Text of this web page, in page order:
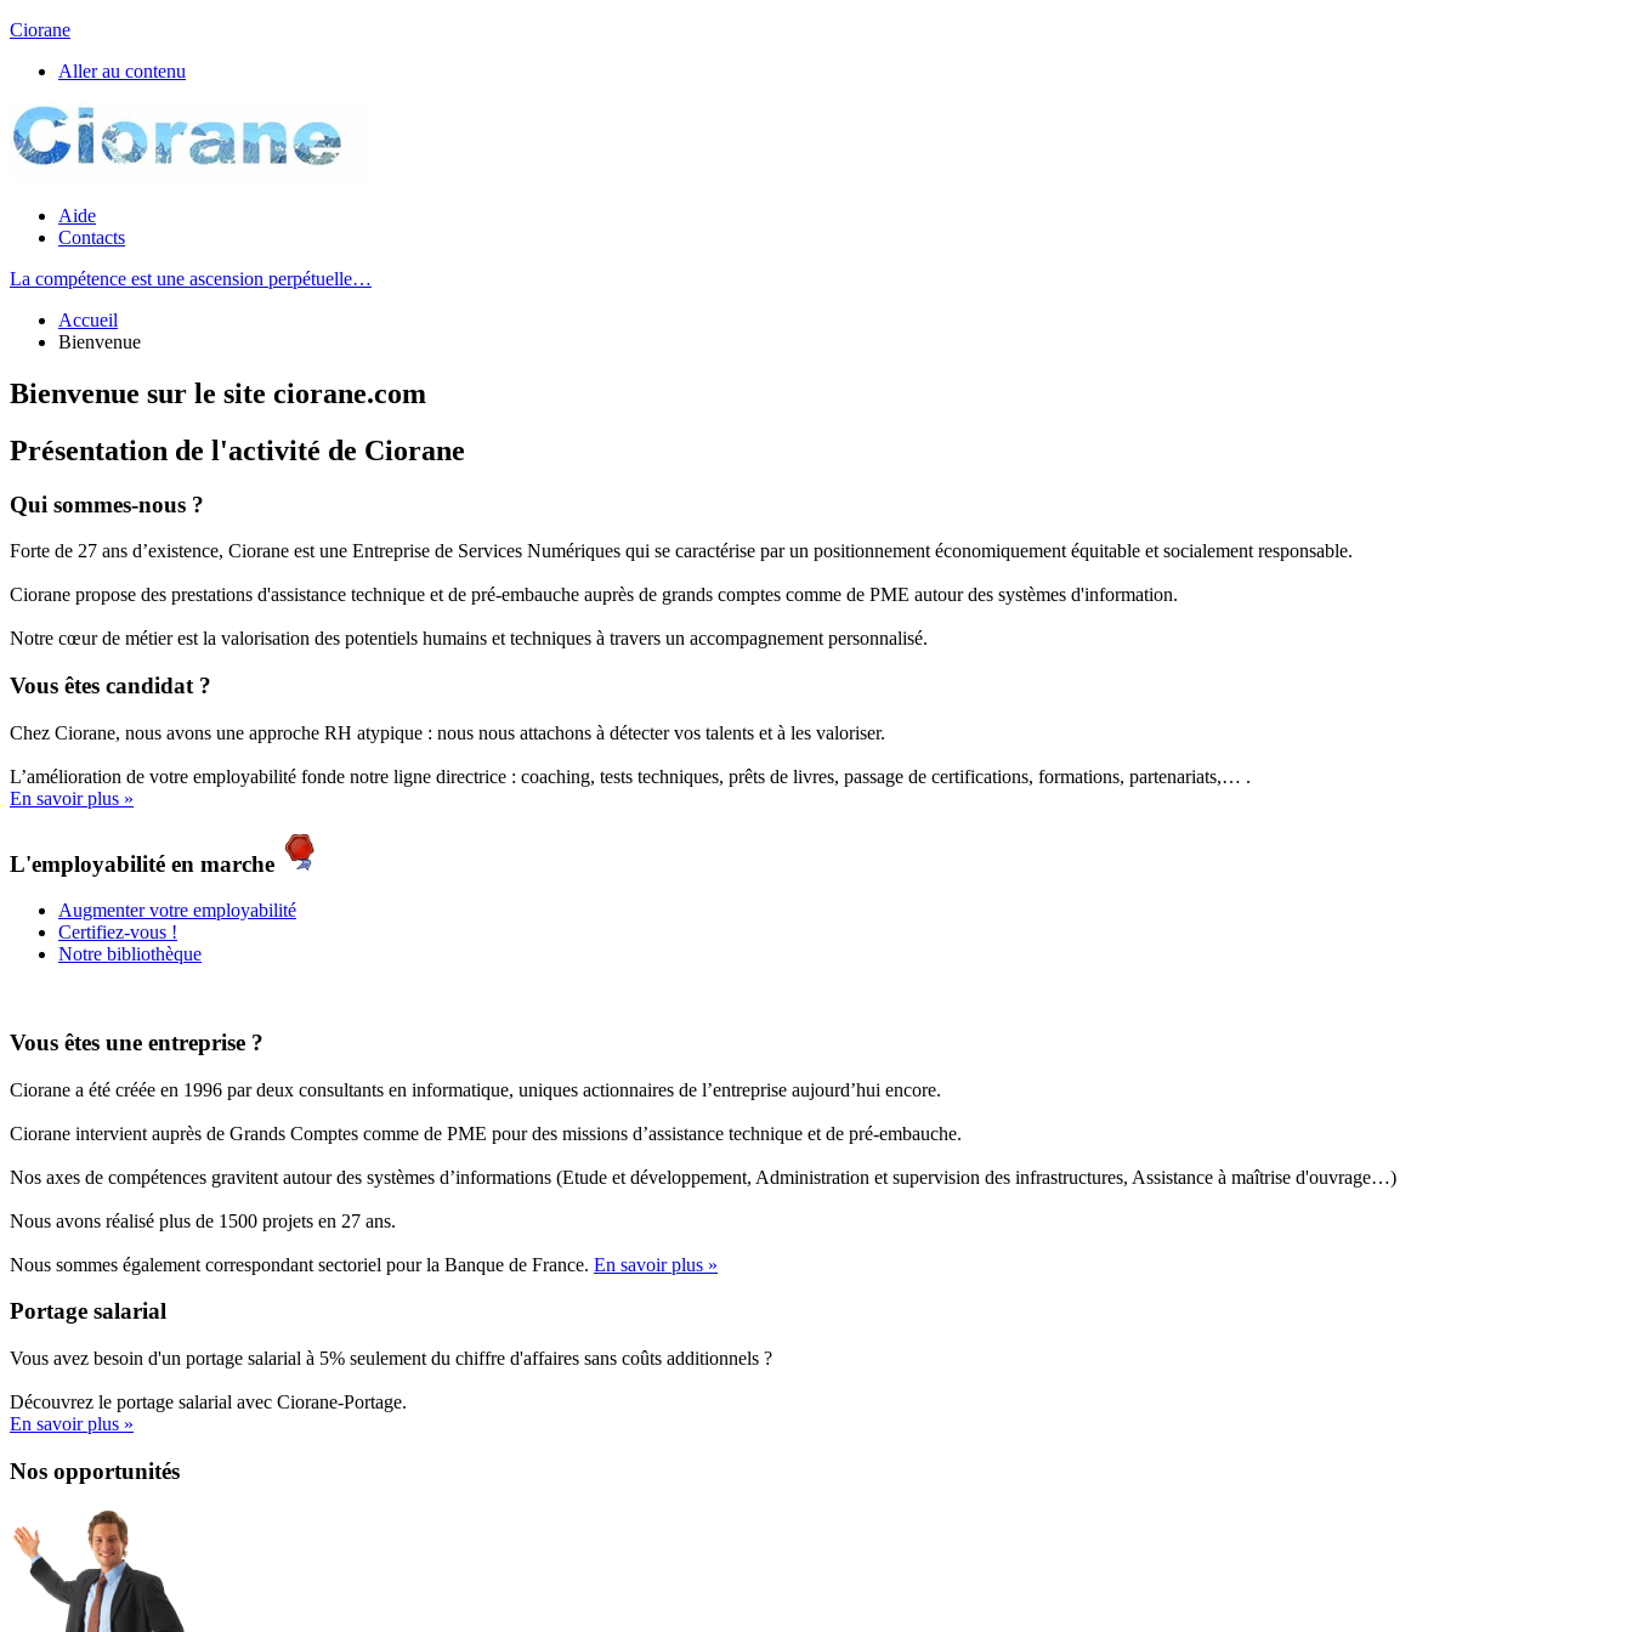
Ciorane
Aller au contenu
Aide
Contacts
La compétence est une ascension perpétuelle…
Accueil
Bienvenue
Bienvenue sur le site ciorane.com
Présentation de l'activité de Ciorane
Qui sommes-nous ?
Forte de 27 ans d’existence, Ciorane est une Entreprise de Services Numériques qui se caractérise par un positionnement économiquement équitable et socialement responsable.
Ciorane propose des prestations d'assistance technique et de pré-embauche auprès de grands comptes comme de PME autour des systèmes d'information.
Notre cœur de métier est la valorisation des potentiels humains et techniques à travers un accompagnement personnalisé.
Vous êtes candidat ?
Chez Ciorane, nous avons une approche RH atypique : nous nous attachons à détecter vos talents et à les valoriser.
L’amélioration de votre employabilité fonde notre ligne directrice : coaching, tests techniques, prêts de livres, passage de certifications, formations, partenariats,… .
En savoir plus »
L'employabilité en marche
Augmenter votre employabilité
Certifiez-vous !
Notre bibliothèque
Vous êtes une entreprise ?
Ciorane a été créée en 1996 par deux consultants en informatique, uniques actionnaires de l’entreprise aujourd’hui encore.
Ciorane intervient auprès de Grands Comptes comme de PME pour des missions d’assistance technique et de pré-embauche.
Nos axes de compétences gravitent autour des systèmes d’informations (Etude et développement, Administration et supervision des infrastructures, Assistance à maîtrise d'ouvrage…)
Nous avons réalisé plus de 1500 projets en 27 ans.
Nous sommes également correspondant sectoriel pour la Banque de France. En savoir plus »
Portage salarial
Vous avez besoin d'un portage salarial à 5% seulement du chiffre d'affaires sans coûts additionnels ?
Découvrez le portage salarial avec Ciorane-Portage.
En savoir plus »
Nos opportunités